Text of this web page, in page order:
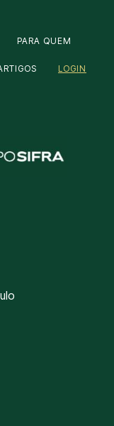
PARA QUEM
LOGIN